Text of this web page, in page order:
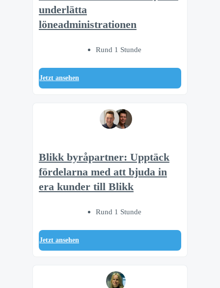
underlätta
löneadministrationen
Rund 1 Stunde
Jetzt ansehen
Blikk byråpartner: Upptäck
fördelarna med att bjuda in
era kunder till Blikk
Rund 1 Stunde
Jetzt ansehen